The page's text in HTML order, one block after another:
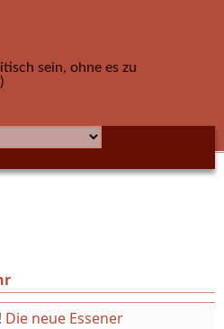
sein, ohne es zu
Reiter)
neue Essener